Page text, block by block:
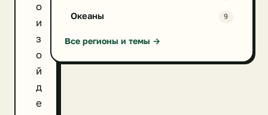
о
и
з
о
й
д
е
Океаны 9
Все регионы и темы →